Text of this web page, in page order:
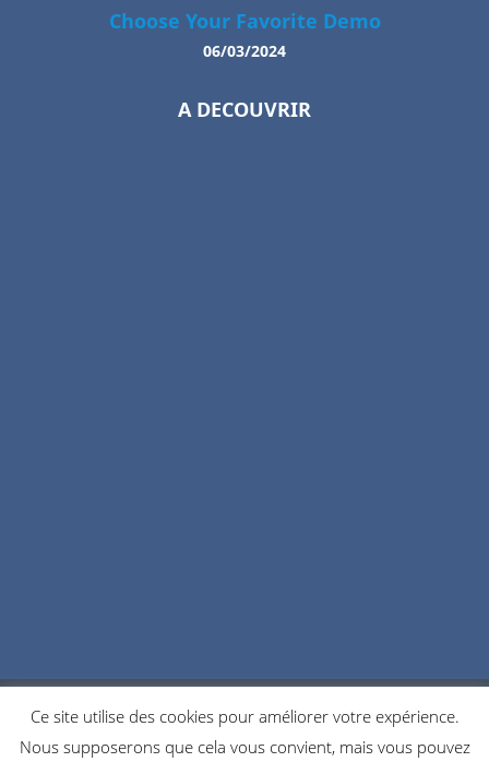
Choose Your Favorite Demo
06/03/2024
A DECOUVRIR
POLITIQUE DE CONFIDENTIALITÉ
COOKIES
NOUS CONTACTER
Ce site utilise des cookies pour améliorer votre expérience.
Nous supposerons que cela vous convient, mais vous pouvez